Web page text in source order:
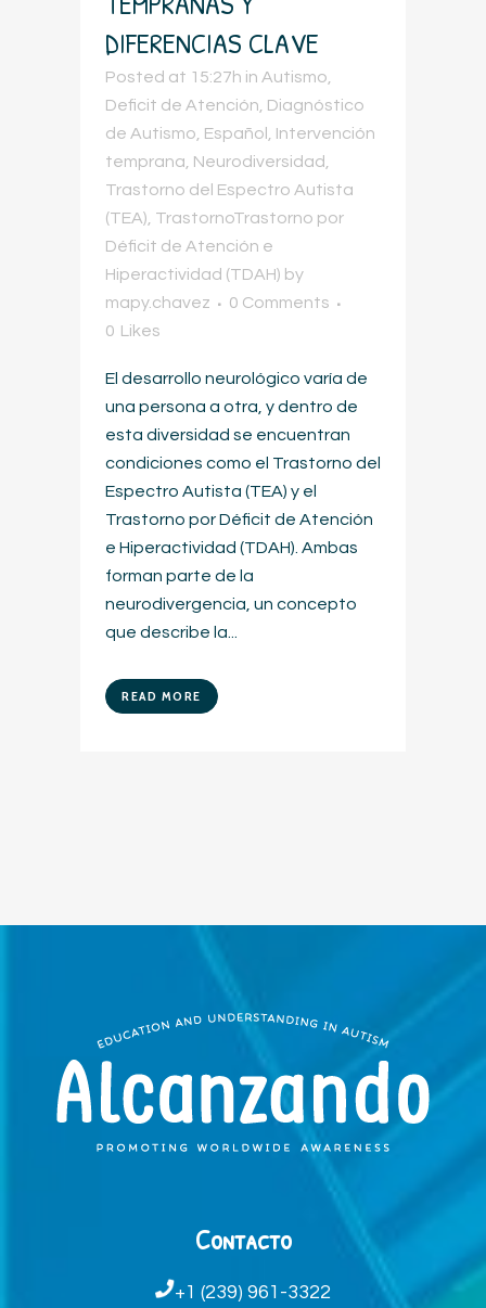
DIFERENCIAS CLAVE
Posted at 15:27h in Autismo,
Deficit de Atención, Diagnóstico
de Autismo, Español , Intervención
temprana, Neurodiversidad,
Trastorno del Espectro Autista
(TEA), TrastornoTrastorno por
Déficit de Atención e
Hiperactividad (TDAH) by
mapy.chavez
0 Comments
0 Likes
El desarrollo neurológico varía de
una persona a otra, y dentro de
esta diversidad se encuentran
condiciones como el Trastorno del
Espectro Autista (TEA) y el
Trastorno por Déficit de Atención
e Hiperactividad (TDAH). Ambas
forman parte de la
neurodivergencia, un concepto
que describe la...
READ MORE
Contacto
+1 (239) 961-3322